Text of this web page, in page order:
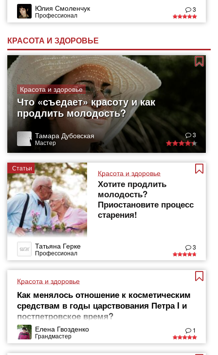
Юлия Смоленчук
Профессионал
3
КРАСОТА И ЗДОРОВЬЕ
Красота и здоровье
Что «съедает» красоту и как
продлить молодость?
Тамара Дубовская
Мастер
3
Статьи
Красота и здоровье
Хотите продлить
молодость?
Приостановите процесс
старения!
Татьяна Герке
Профессионал
3
Красота и здоровье
Как менялось отношение к косметическим
средствам в годы царствования Петра I и
постпетровское время?
Елена Гвозденко
Грандмастер
1